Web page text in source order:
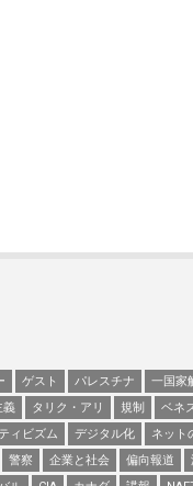
ゲスト パレスチナ 一国家
義 タリク・アリ 規制 ベネ
ィビズム デジタル化 ネット
警察 企業と社会 偏向報道